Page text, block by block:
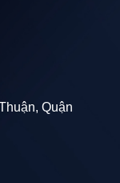
Quận